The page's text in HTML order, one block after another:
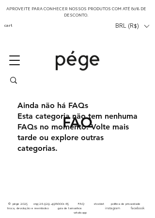
cart
APROVEITE PARA CONHECER NOSSOS PRODUTOS COM ATÉ 80% DE
DESCONTO.
BRL (R$)
Ainda não há FAQs
Esta categoria não tem nenhuma
FAQs no momento. Volte mais
tarde ou explore outras
categorias.
FAQ
© pége 2025 cnpj 26.929.498/0001-65 FAQ stockist política de privacidade
troca, devolução e reembolso
guia de tamanhos instagram facebook
whatsapp